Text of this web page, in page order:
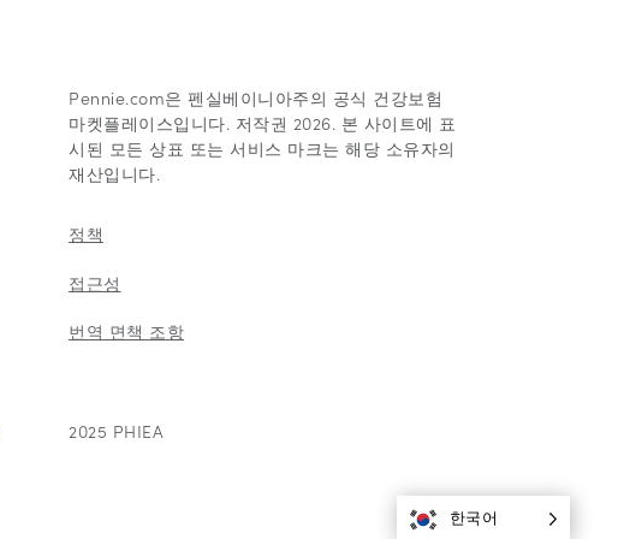
Pennie.com은 펜실베이니아주의 공식 건강보험
마켓플레이스입니다. 저작권 2026. 본 사이트에 표
시된 모든 상표 또는 서비스 마크는 해당 소유자의
재산입니다.
정책
접근성
번역 면책 조항
2025 PHIEA
한국어